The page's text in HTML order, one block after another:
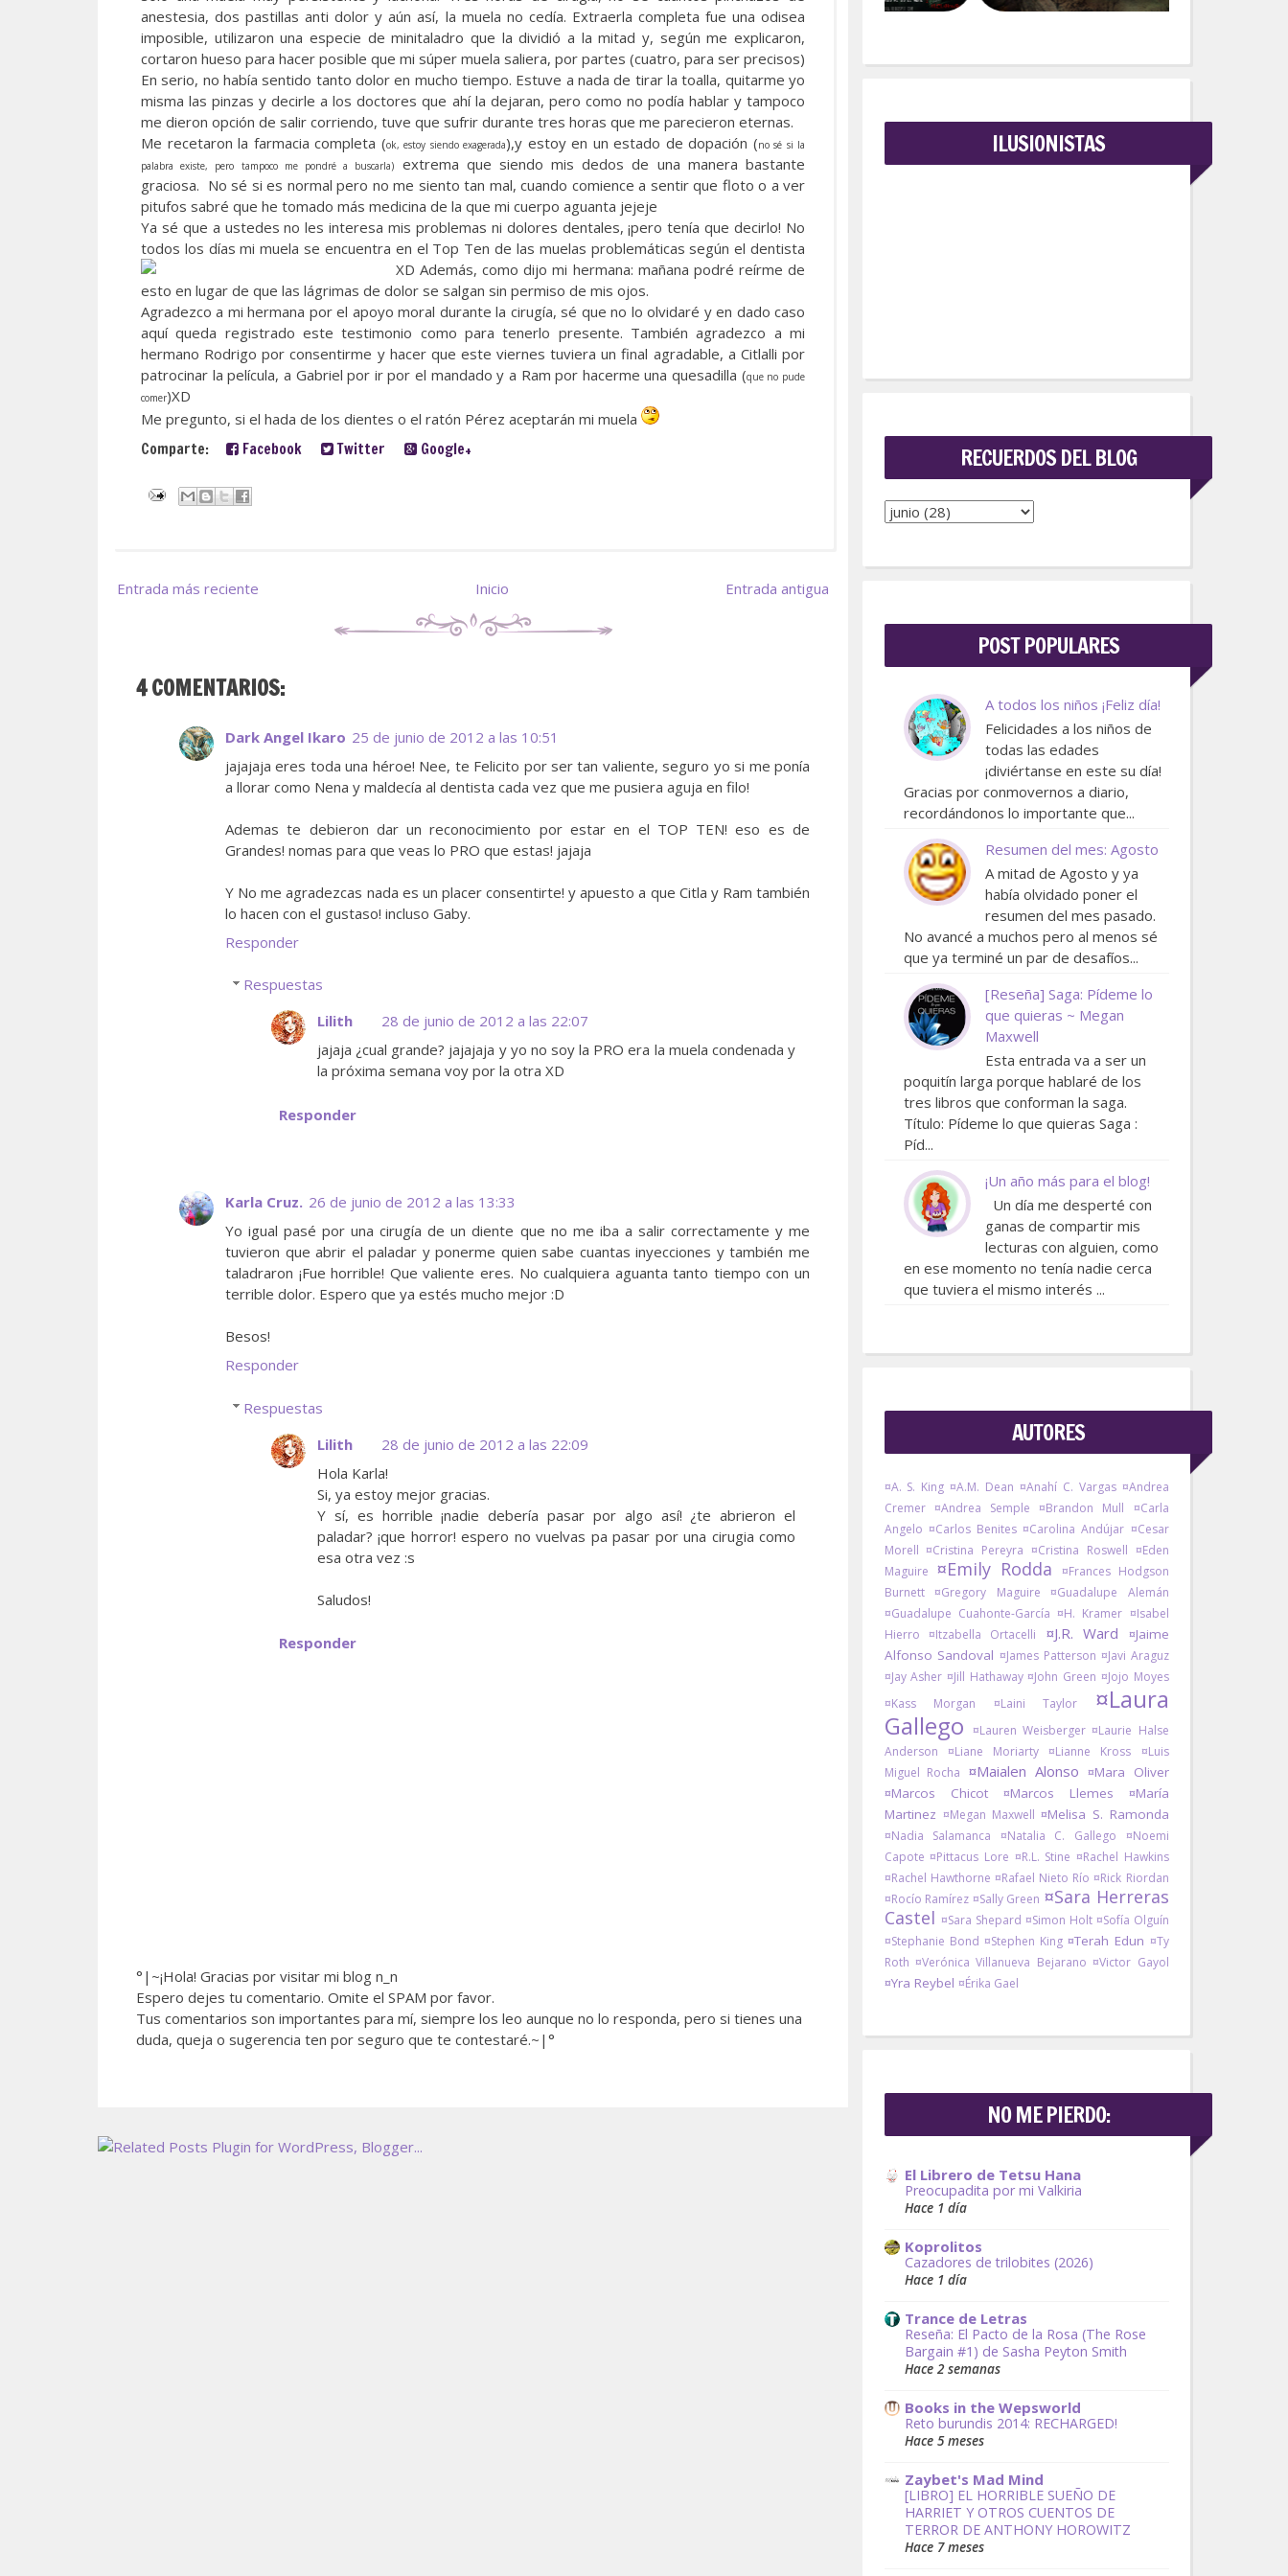
anestesia, dos pastillas anti dolor y aún así, la muela no cedía. Extraerla completa fue una odisea
imposible, utilizaron una especie de minitaladro que la dividió a la mitad y, según me explicaron,
cortaron hueso para hacer posible que mi súper muela saliera, por partes (cuatro, para ser precisos)
En serio, no había sentido tanto dolor en mucho tiempo. Estuve a nada de tirar la toalla, quitarme yo
misma las pinzas y decirle a los doctores que ahí la dejaran, pero como no podía hablar y tampoco
me dieron opción de salir corriendo, tuve que sufrir durante tres horas que me parecieron eternas.
Me recetaron la farmacia completa (ok, estoy siendo exagerada),y estoy en un estado de dopación (no sé si la
palabra existe, pero tampoco me pondré a buscarla)
extrema que siendo mis dedos de una manera bastante
graciosa. No sé si es normal pero no me siento tan mal, cuando comience a sentir que floto o a ver
pitufos sabré que he tomado más medicina de la que mi cuerpo aguanta jejeje
Ya sé que a ustedes no les interesa mis problemas ni dolores dentales, ¡pero tenía que decirlo! No
todos los días mi muela se encuentra en el Top Ten de las muelas problemáticas según el dentista
XD Además, como dijo mi hermana: mañana podré reírme de
esto en lugar de que las lágrimas de dolor se salgan sin permiso de mis ojos.
Agradezco a mi hermana por el apoyo moral durante la cirugía, sé que no lo olvidaré y en dado caso
aquí queda registrado este testimonio como para tenerlo presente. También agradezco a mi
hermano Rodrigo por consentirme y hacer que este viernes tuviera un final agradable, a Citlalli por
patrocinar la película, a Gabriel por ir por el mandado y a Ram por hacerme una quesadilla (que no pude
comer)XD
Me pregunto, si el hada de los dientes o el ratón Pérez aceptarán mi muela
Comparte: Facebook Twitter Google+
Entrada más reciente Entrada antigua
Inicio
4 COMENTARIOS:
Dark Angel Ikaro 25 de junio de 2012 a las 10:51
jajajaja eres toda una héroe! Nee, te Felicito por ser tan valiente, seguro yo si me ponía
a llorar como Nena y maldecía al dentista cada vez que me pusiera aguja en filo!
Ademas te debieron dar un reconocimiento por estar en el TOP TEN! eso es de
Grandes! nomas para que veas lo PRO que estas! jajaja
Y No me agradezcas nada es un placer consentirte! y apuesto a que Citla y Ram también
lo hacen con el gustaso! incluso Gaby.
Responder
Respuestas
Lilith
28 de junio de 2012 a las 22:07
jajaja ¿cual grande? jajajaja y yo no soy la PRO era la muela condenada y
la próxima semana voy por la otra XD
Responder
Karla Cruz. 26 de junio de 2012 a las 13:33
Yo igual pasé por una cirugía de un diente que no me iba a salir correctamente y me
tuvieron que abrir el paladar y ponerme quien sabe cuantas inyecciones y también me
taladraron ¡Fue horrible! Que valiente eres. No cualquiera aguanta tanto tiempo con un
terrible dolor. Espero que ya estés mucho mejor :D
Besos!
Responder
Respuestas
Lilith
28 de junio de 2012 a las 22:09
Hola Karla!
Si, ya estoy mejor gracias.
Y sí, es horrible ¡nadie debería pasar por algo así! ¿te abrieron el
paladar? ¡que horror! espero no vuelvas pa pasar por una cirugia como
esa otra vez :s
Saludos!
Responder
°|~¡Hola! Gracias por visitar mi blog n_n
Espero dejes tu comentario. Omite el SPAM por favor.
Tus comentarios son importantes para mí, siempre los leo aunque no lo responda, pero si tienes una
duda, queja o sugerencia ten por seguro que te contestaré.~|°
ILUSIONISTAS
RECUERDOS DEL BLOG
POST POPULARES
A todos los niños ¡Feliz día!
Felicidades a los niños de
todas las edades
¡diviértanse en este su día!
Gracias por conmovernos a diario,
recordándonos lo importante que...
Resumen del mes: Agosto
A mitad de Agosto y ya
había olvidado poner el
resumen del mes pasado.
No avancé a muchos pero al menos sé
que ya terminé un par de desafíos...
[Reseña] Saga: Pídeme lo
que quieras ~ Megan
Maxwell
Esta entrada va a ser un
poquitín larga porque hablaré de los
tres libros que conforman la saga.
Título: Pídeme lo que quieras Saga :
Píd...
¡Un año más para el blog!
Un día me desperté con
ganas de compartir mis
lecturas con alguien, como
en ese momento no tenía nadie cerca
que tuviera el mismo interés ...
AUTORES
¤A. S. King ¤A.M. Dean ¤Anahí C. Vargas ¤Andrea
Cremer
¤Andrea Semple ¤Brandon Mull
¤Carla
Angelo ¤Carlos Benites ¤Carolina Andújar ¤Cesar
Morell ¤Cristina Pereyra ¤Cristina Roswell ¤Eden
Maguire ¤Emily Rodda
¤Frances Hodgson
Burnett
¤Gregory Maguire
¤Guadalupe Alemán
¤Guadalupe Cuahonte-García ¤H. Kramer ¤Isabel
Hierro
¤Itzabella Ortacelli ¤J.R. Ward
¤Jaime
Alfonso Sandoval ¤James Patterson ¤Javi Araguz
¤Jay Asher ¤Jill Hathaway ¤John Green ¤Jojo Moyes
¤Kass Morgan
¤Laini Taylor
¤Laura
Gallego
¤Lauren Weisberger ¤Laurie Halse
Anderson
¤Liane Moriarty ¤Lianne Kross
¤Luis
Miguel Rocha ¤Maialen Alonso ¤Mara Oliver
¤Marcos Chicot
¤Marcos Llemes
¤María
Martinez ¤Megan Maxwell ¤Melisa S. Ramonda
¤Nadia Salamanca ¤Natalia C. Gallego
¤Noemi
Capote ¤Pittacus Lore ¤R.L. Stine ¤Rachel Hawkins
¤Rachel Hawthorne ¤Rafael Nieto Río ¤Rick Riordan
¤Rocío Ramírez ¤Sally Green ¤Sara Herreras
Castel ¤Sara Shepard ¤Simon Holt ¤Sofía Olguín
¤Stephanie Bond ¤Stephen King ¤Terah Edun ¤Ty
Roth ¤Verónica Villanueva Bejarano ¤Victor Gayol
¤Yra Reybel ¤Érika Gael
NO ME PIERDO:
El Librero de Tetsu Hana
Preocupadita por mi Valkiria
Hace 1 día
Koprolitos
Cazadores de trilobites (2026)
Hace 1 día
Trance de Letras
Reseña: El Pacto de la Rosa (The Rose
Bargain #1) de Sasha Peyton Smith
Hace 2 semanas
Books in the Wepsworld
Reto burundis 2014: RECHARGED!
Hace 5 meses
Zaybet's Mad Mind
[LIBRO] EL HORRIBLE SUEÑO DE
HARRIET Y OTROS CUENTOS DE
TERROR DE ANTHONY HOROWITZ
Hace 7 meses